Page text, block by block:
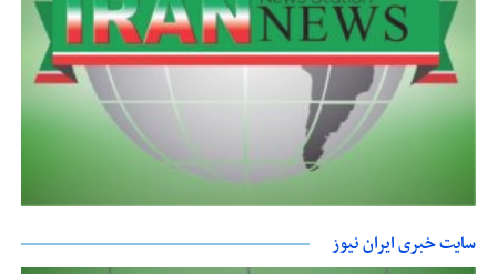
سایت خبری ایران نیوز